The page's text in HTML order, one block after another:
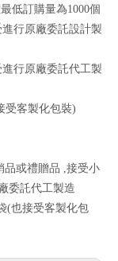
低訂購量為1000個
行原廠委託設計製
行原廠委託代工製
受客製化包裝)
品或禮贈品 ,接受小
委託代工製造
(也接受客製化包